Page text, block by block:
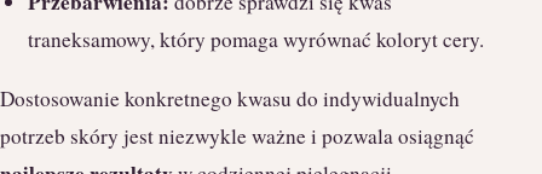
traneksamowy, który pomaga wyrównać koloryt cery.
Dostosowanie konkretnego kwasu do indywidualnych
potrzeb skóry jest niezwykle ważne i pozwala osiągnąć